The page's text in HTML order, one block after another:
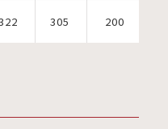
305 200